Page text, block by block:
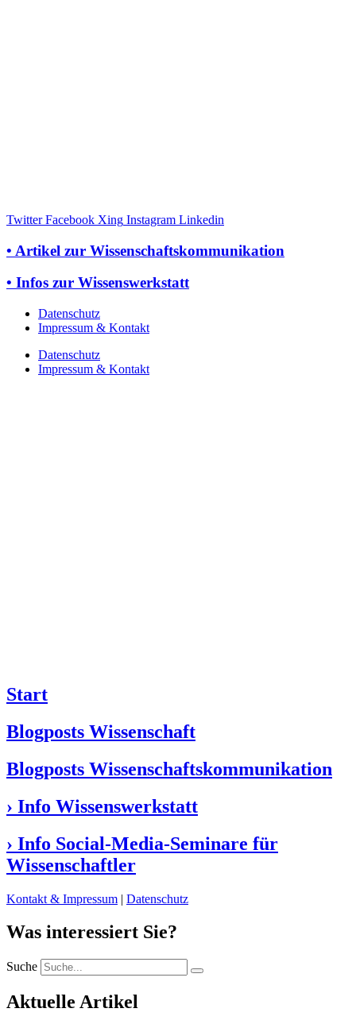
Twitter Facebook Xing Instagram Linkedin
• Artikel zur Wissenschaftskommunikation
• Infos zur Wissenswerkstatt
Datenschutz
Impressum & Kontakt
Datenschutz
Impressum & Kontakt
Start
Blogposts Wissenschaft
Blogposts Wissenschaftskommunikation
› Info Wissenswerkstatt
› Info Social-Media-Seminare für
Wissenschaftler
Kontakt & Impressum | Datenschutz
Was interessiert Sie?
Suche
Aktuelle Artikel